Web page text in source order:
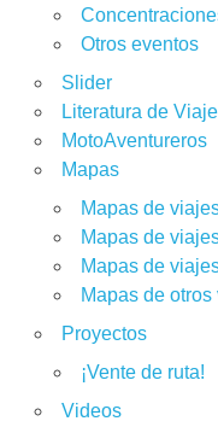
Otros eventos
Slider
Literatura de
MotoAventureros
Mapas
Mapas de
Mapas de
Mapas de
Mapas de
Proyectos
¡Vente de ruta!
Videos